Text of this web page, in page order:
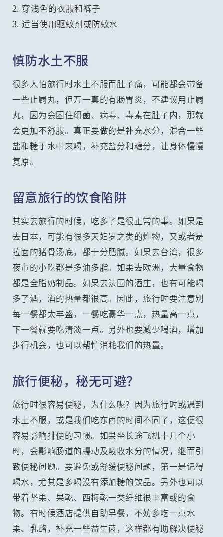
2. 穿浅色的衣服和裤子
3. 适当使用驱蚊剂或防蚊水
慎防水土不服
很多人怕旅行时水土不服而肚子痛，可能都会带备
一些止屙丸，但万一真的有肠胃炎，不建议用止屙
丸，因为会困住细菌、病毒、毒素在肚子内，那就
会更加不舒服。真正要做的是补充水分，混合一些
盐和糖于水中来喝，补充盐分和糖分，让身体慢慢
复原。
留意旅行的饮食陷阱
其实去旅行的时候，吃多了是很正常的事。如果是
去日本，可能有很多天妇罗之类的炸物，又或者是
拉面的猪骨汤底，都十分肥腻。如果去台湾，很多
夜市的小吃都是多油多脂。如果去欧洲，大量食物
都是全脂奶制品。如果去法国的酒庄，也有可能喝
多了酒，酒的热量都很高。因此，旅行时要注意别
每一餐都太丰盛，一餐吃豪华一点，热量高一点，
下一餐就要吃清淡一点。另外也要减少喝酒，增加
步行机会，也可以帮忙消耗我们的热量。
旅行便秘，秘无可避？
旅行时很容易便秘，为什么呢？因为旅行时或遇到
水土不服，或是我们吃东西的时间不同了，这便很
容易影响排便的习惯。如果坐长途飞机十几个小
时，会影响肠道的蠕动及吸收水分的情况，继而引
致便秘问题。要避免或舒缓便秘问题，第一是记得
喝水，尤其是多喝没有添加糖的饮品。另外也可以
带着坚果、果乾、西梅乾一类纤维很丰富或的食
物。有时候酒店提供自助早餐，不妨多吃一点水
果、乳酪，补充一些益生菌，这样都有助解决便秘